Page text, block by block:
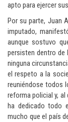
apto para ejercer
Por su parte, Juan
imputado,
aunque sostuvo
persisten dentro de
ninguna
el respeto a la
reuniéndose todos
reforma policial y, al
ha dedicado todo
mucho que el país